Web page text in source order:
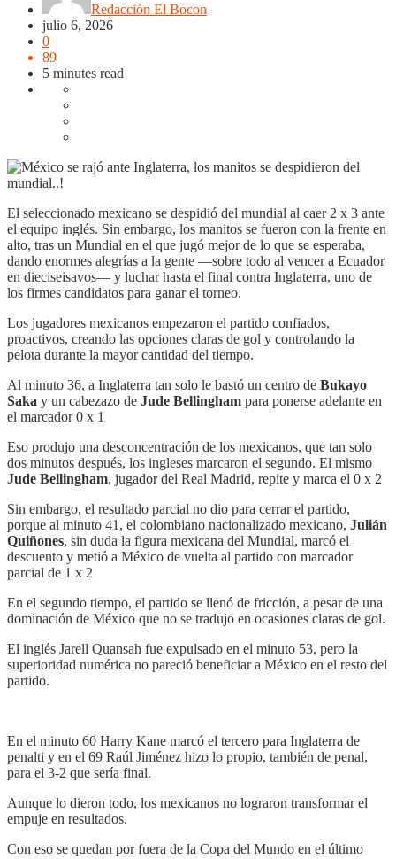
Redacción El Bocon
julio 6, 2026
0
89
5 minutes read
El seleccionado mexicano se despidió del mundial al caer 2 x 3 ante
el equipo inglés. Sin embargo, los manitos se fueron con la frente en
alto, tras un Mundial en el que jugó mejor de lo que se esperaba,
dando enormes alegrías a la gente —sobre todo al vencer a Ecuador
en dieciseisavos— y luchar hasta el final contra Inglaterra, uno de
los firmes candidatos para ganar el torneo.
Los jugadores mexicanos empezaron el partido confiados,
proactivos, creando las opciones claras de gol y controlando la
pelota durante la mayor cantidad del tiempo.
Al minuto 36, a Inglaterra tan solo le bastó un centro de Bukayo
Saka y un cabezazo de Jude Bellingham para ponerse adelante en
el marcador 0 x 1
Eso produjo una desconcentración de los mexicanos, que tan solo
dos minutos después, los ingleses marcaron el segundo. El mismo
Jude Bellingham, jugador del Real Madrid, repite y marca el 0 x 2
Sin embargo, el resultado parcial no dio para cerrar el partido,
porque al minuto 41, el colombiano nacionalizado mexicano, Julián
Quiñones, sin duda la figura mexicana del Mundial, marcó el
descuento y metió a México de vuelta al partido con marcador
parcial de 1 x 2
En el segundo tiempo, el partido se llenó de fricción, a pesar de una
dominación de México que no se tradujo en ocasiones claras de gol.
El inglés Jarell Quansah fue expulsado en el minuto 53, pero la
superioridad numérica no pareció beneficiar a México en el resto del
partido.
En el minuto 60 Harry Kane marcó el tercero para Inglaterra de
penalti y en el 69 Raúl Jiménez hizo lo propio, también de penal,
para el 3-2 que sería final.
Aunque lo dieron todo, los mexicanos no lograron transformar el
empuje en resultados.
Con eso se quedan por fuera de la Copa del Mundo en el último